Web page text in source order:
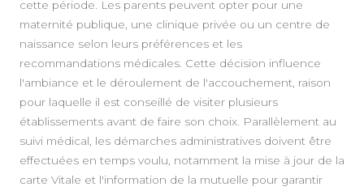
cette période. Les parents peuvent opter pour une
maternité publique, une clinique privée ou un centre de
naissance selon leurs préférences et les
recommandations médicales. Cette décision influence
l'ambiance et le déroulement de l'accouchement, raison
pour laquelle il est conseillé de visiter plusieurs
établissements avant de faire son choix. Parallèlement au
suivi médical, les démarches administratives doivent être
effectuées en temps voulu, notamment la mise à jour de la
carte Vitale et l'information de la mutuelle pour garantir